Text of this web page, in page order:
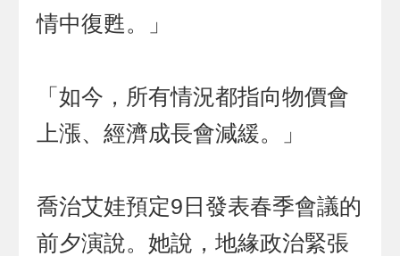
情中復甦。」
「如今，所有情況都指向物價會
上漲、經濟成長會減緩。」
喬治艾娃預定9日發表春季會議的
前夕演說。她說，地緣政治緊張